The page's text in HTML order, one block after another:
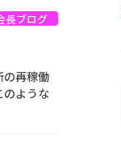
長ブログ
の再稼働
のような